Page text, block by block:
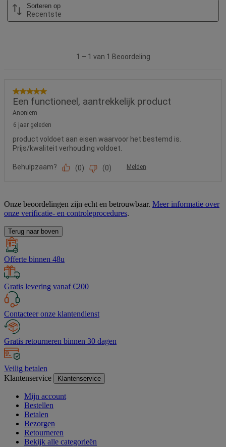
Onze beoordelingen zijn echt en betrouwbaar. Meer informatie over
onze verificatie- en controleprocedures.
Terug naar boven
Offerte binnen 48u
Gratis levering vanaf €200
Contacteer onze klantendienst
Gratis retourneren binnen 30 dagen
Veilig betalen
Klantenservice
Klantenservice
Mijn account
Bestellen
Betalen
Bezorgen
Retourneren
Bekijk alle categorieën